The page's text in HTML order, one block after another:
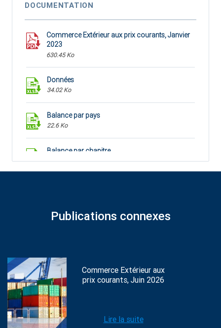
DOCUMENTATION
Commerce Extérieur aux prix courants, Janvier
2023
630.45 Ko
Données
34.02 Ko
Balance par pays
22.6 Ko
Balance par chapitre
25.69 Ko
Publications connexes
Commerce Extérieur aux
prix courants, Juin 2026
Lire la suite